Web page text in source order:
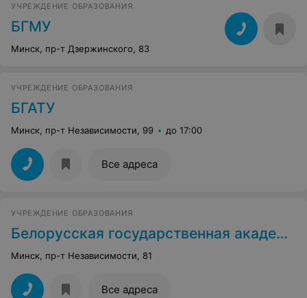
УЧРЕЖДЕНИЕ ОБРАЗОВАНИЯ
БГМУ
Минск, пр-т Дзержинского, 83
УЧРЕЖДЕНИЕ ОБРАЗОВАНИЯ
БГАТУ
Минск, пр-т Независимости, 99 до 17:00
Все адреса
УЧРЕЖДЕНИЕ ОБРАЗОВАНИЯ
Белорусская государственная академия искусств
Минск, пр-т Независимости, 81
Все адреса